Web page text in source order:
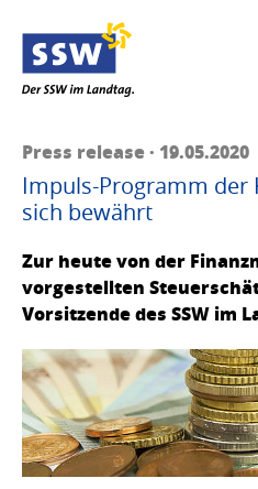
Press release · 19.05.2020
Impuls-Programm der
sich bewährt
Zur heute von der
vorgestellten
Vorsitzende des SSW im